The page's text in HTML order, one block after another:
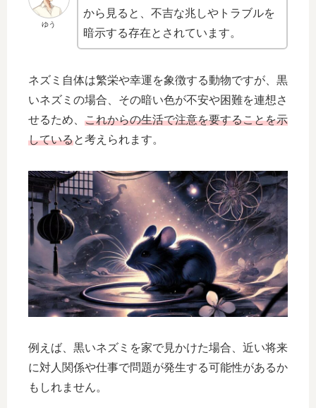
ゆう
から見ると、不吉な兆しやトラブルを
暗示する存在とされています。
ネズミ自体は繁栄や幸運を象徴する動物ですが、黒
いネズミの場合、その暗い色が不安や困難を連想さ
せるため、 これからの生活で注意を要することを示
していると考えられます。
例えば、黒いネズミを家で見かけた場合、近い将来
に対人関係や仕事で問題が発生する可能性があるか
もしれません。